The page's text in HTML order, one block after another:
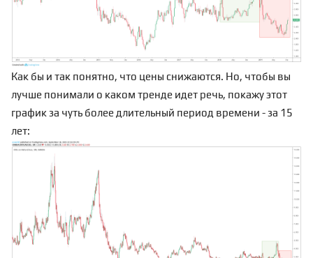
Как бы и так понятно, что цены снижаются. Но, чтобы вы
лучше понимали о каком тренде идет речь, покажу этот
график за чуть более длительный период времени - за 15
лет: